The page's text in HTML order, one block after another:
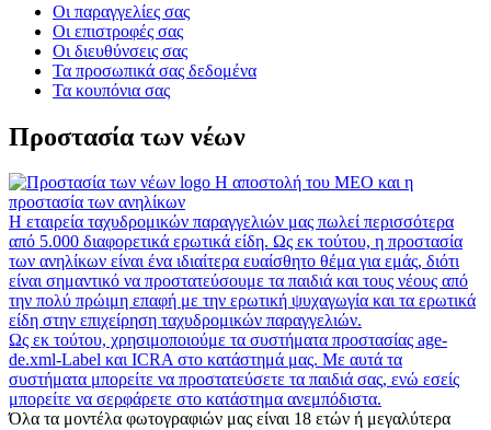
Οι παραγγελίες σας
Οι επιστροφές σας
Οι διευθύνσεις σας
Τα προσωπικά σας δεδομένα
Τα κουπόνια σας
Προστασία των νέων
Η αποστολή του MEO και η
προστασία των ανηλίκων
Η εταιρεία ταχυδρομικών παραγγελιών μας πωλεί περισσότερα
από 5.000 διαφορετικά ερωτικά είδη. Ως εκ τούτου, η προστασία
των ανηλίκων είναι ένα ιδιαίτερα ευαίσθητο θέμα για εμάς, διότι
είναι σημαντικό να προστατεύσουμε τα παιδιά και τους νέους από
την πολύ πρώιμη επαφή με την ερωτική ψυχαγωγία και τα ερωτικά
είδη στην επιχείρηση ταχυδρομικών παραγγελιών.
Ως εκ τούτου, χρησιμοποιούμε τα συστήματα προστασίας age-
de.xml-Label και ICRA στο κατάστημά μας. Με αυτά τα
συστήματα μπορείτε να προστατεύσετε τα παιδιά σας, ενώ εσείς
μπορείτε να σερφάρετε στο κατάστημα ανεμπόδιστα.
Όλα τα μοντέλα φωτογραφιών μας είναι 18 ετών ή μεγαλύτερα